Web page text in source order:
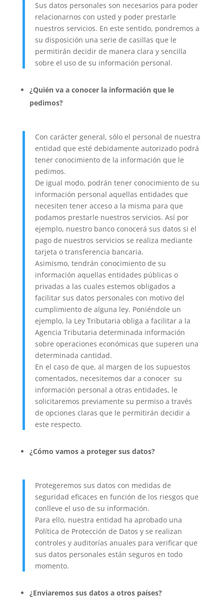
Sus datos personales son necesarios para poder
relacionarnos con usted y poder prestarle
nuestros servicios. En este sentido, pondremos a
su disposición una serie de casillas que le
permitirán decidir de manera clara y sencilla
sobre el uso de su información personal.
¿Quién va a conocer la información que le
pedimos?
Con carácter general, sólo el personal de nuestra
entidad que esté debidamente autorizado podrá
tener conocimiento de la información que le
pedimos.
De igual modo, podrán tener conocimiento de su
información personal aquellas entidades que
necesiten tener acceso a la misma para que
podamos prestarle nuestros servicios. Así por
ejemplo, nuestro banco conocerá sus datos si el
pago de nuestros servicios se realiza mediante
tarjeta o transferencia bancaria.
Asimismo, tendrán conocimiento de su
información aquellas entidades públicas o
privadas a las cuales estemos obligados a
facilitar sus datos personales con motivo del
cumplimiento de alguna ley. Poniéndole un
ejemplo, la Ley Tributaria obliga a facilitar a la
Agencia Tributaria determinada información
sobre operaciones económicas que superen una
determinada cantidad.
En el caso de que, al margen de los supuestos
comentados, necesitemos dar a conocer su
información personal a otras entidades, le
solicitaremos previamente su permiso a través
de opciones claras que le permitirán decidir a
este respecto.
¿Cómo vamos a proteger sus datos?
Protegeremos sus datos con medidas de
seguridad eficaces en función de los riesgos que
conlleve el uso de su información.
Para ello, nuestra entidad ha aprobado una
Política de Protección de Datos y se realizan
controles y auditorías anuales para verificar que
sus datos personales están seguros en todo
momento.
¿Enviaremos sus datos a otros países?